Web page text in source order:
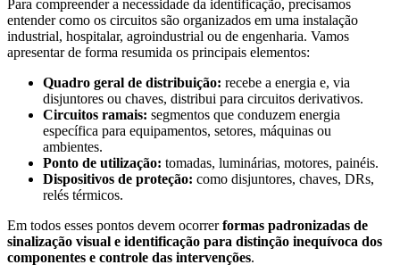
Para compreender a necessidade da identificação, precisamos
entender como os circuitos são organizados em uma instalação
industrial, hospitalar, agroindustrial ou de engenharia. Vamos
apresentar de forma resumida os principais elementos:
Quadro geral de distribuição: recebe a energia e, via
disjuntores ou chaves, distribui para circuitos derivativos.
Circuitos ramais: segmentos que conduzem energia
específica para equipamentos, setores, máquinas ou
ambientes.
Ponto de utilização: tomadas, luminárias, motores, painéis.
Dispositivos de proteção: como disjuntores, chaves, DRs,
relés térmicos.
Em todos esses pontos devem ocorrerformas padronizadas de
sinalização visual e identificação para distinção inequívoca dos
componentes e controle das intervenções.